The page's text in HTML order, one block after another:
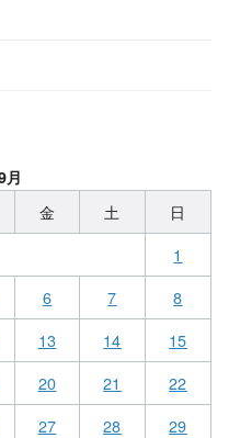
月
金 土
日
1
6 7
8
13 14
15
20 21
22
27 28
29